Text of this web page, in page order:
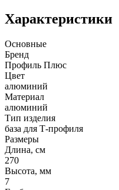
Характеристики
Основные
Бренд
Профиль Плюс
Цвет
алюминий
Материал
алюминий
Тип изделия
база для Т-профиля
Размеры
Длина, см
270
Высота, мм
7